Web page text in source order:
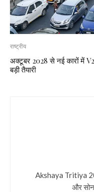
राष्ट्रीय
अक्टूबर 2028 से नई कारों में
बड़ी तैयारी
Akshaya Tritiya
और